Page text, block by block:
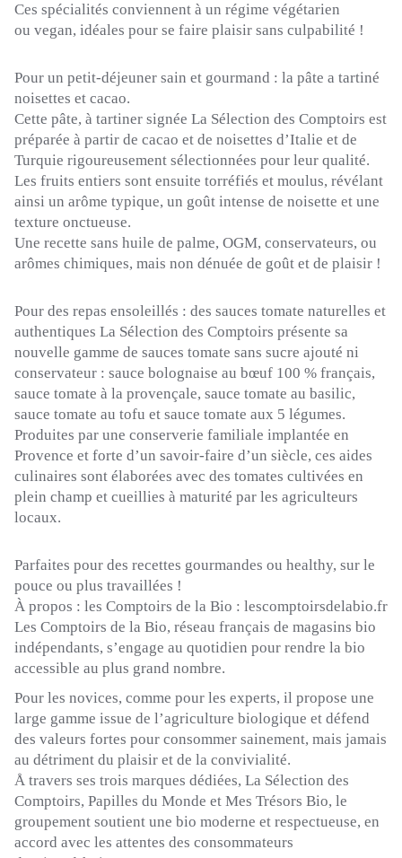
Ces spécialités conviennent à un régime végétarien
ou vegan, idéales pour se faire plaisir sans culpabilité !
Pour un petit-déjeuner sain et gourmand : la pâte a tartiné
noisettes et cacao.
Cette pâte, à tartiner signée La Sélection des Comptoirs est
préparée à partir de cacao et de noisettes d’Italie et de
Turquie rigoureusement sélectionnées pour leur qualité.
Les fruits entiers sont ensuite torréfiés et moulus, révélant
ainsi un arôme typique, un goût intense de noisette et une
texture onctueuse.
Une recette sans huile de palme, OGM, conservateurs, ou
arômes chimiques, mais non dénuée de goût et de plaisir !
Pour des repas ensoleillés : des sauces tomate naturelles et
authentiques La Sélection des Comptoirs présente sa
nouvelle gamme de sauces tomate sans sucre ajouté ni
conservateur : sauce bolognaise au bœuf 100 % français,
sauce tomate à la provençale, sauce tomate au basilic,
sauce tomate au tofu et sauce tomate aux 5 légumes.
Produites par une conserverie familiale implantée en
Provence et forte d’un savoir-faire d’un siècle, ces aides
culinaires sont élaborées avec des tomates cultivées en
plein champ et cueillies à maturité par les agriculteurs
locaux.
Parfaites pour des recettes gourmandes ou healthy, sur le
pouce ou plus travaillées !
À propos : les Comptoirs de la Bio : lescomptoirsdelabio.fr
Les Comptoirs de la Bio, réseau français de magasins bio
indépendants, s’engage au quotidien pour rendre la bio
accessible au plus grand nombre.
Pour les novices, comme pour les experts, il propose une
large gamme issue de l’agriculture biologique et défend
des valeurs fortes pour consommer sainement, mais jamais
au détriment du plaisir et de la convivialité.
Å travers ses trois marques dédiées, La Sélection des
Comptoirs, Papilles du Monde et Mes Trésors Bio, le
groupement soutient une bio moderne et respectueuse, en
accord avec les attentes des consommateurs